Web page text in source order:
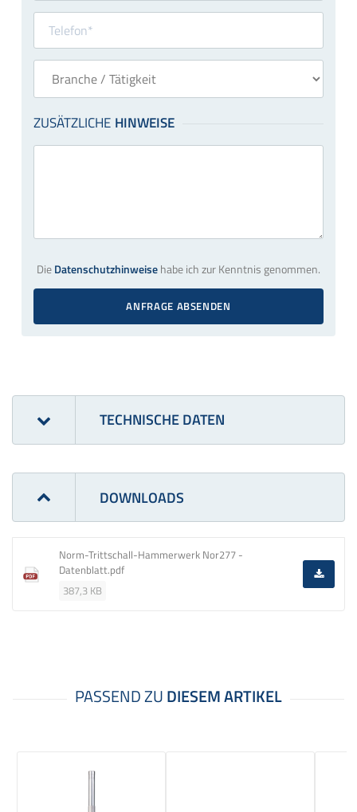
DieDatenschutzhinweisehabe ich zur Kenntnis genommen.
ANFRAGE ABSENDEN
TECHNISCHE DATEN
DOWNLOADS
Norm-Trittschall-Hammerwerk Nor277 -
Datenblatt.pdf
387,3 KB